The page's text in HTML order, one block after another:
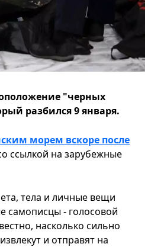
"черных
разбился 9 января.
морем вскоре после
ссылкой на зарубежные
тела и личные вещи
самописцы - голосовой
насколько сильно
и отправят на